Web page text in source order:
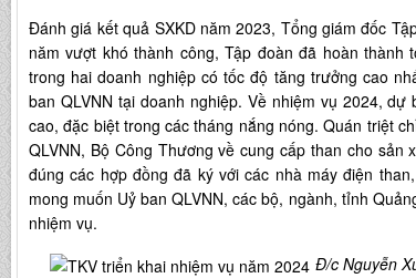
Đánh giá kết quả SXKD năm 2023, Tổng giám đốc
năm vượt khó thành công, Tập đoàn đã hoàn
trong hai doanh nghiệp có tốc độ tăng trưởng cao
ban QLVNN tại doanh nghiệp. Về nhiệm vụ 2024,
cao, đặc biệt trong các tháng nắng nóng. Quán triệt
QLVNN, Bộ Công Thương về cung cấp than cho
đúng các hợp đồng đã ký với các nhà máy điện
mong muốn Uỷ ban QLVNN, các bộ, ngành, tỉnh
nhiệm vụ.
Đ/c Nguyễn